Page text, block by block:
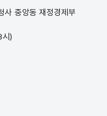
중앙동 재정경제부
)